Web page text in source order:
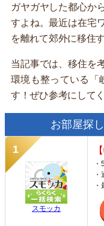
ガヤガヤした都心か
すよね。最近は在宅
を離れて郊外に移住
当記事では、移住を
環境も整っている「
す！ぜひ参考にしてく
お部屋探
スモッカ